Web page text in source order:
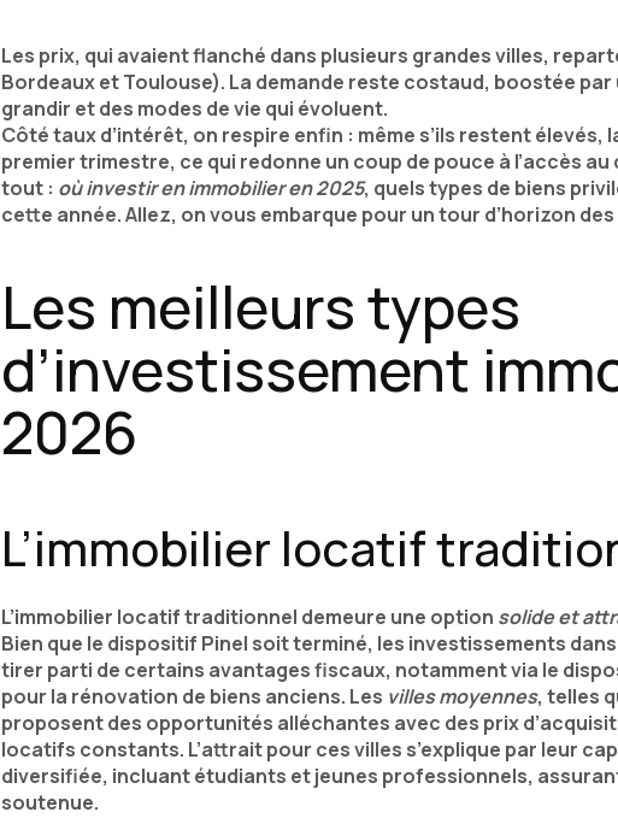
Les prix, qui avaient flanché dans plusieurs grandes villes,
Bordeaux et Toulouse). La demande reste costaud, boostée
grandir et des modes de vie qui évoluent.
Côté taux d’intérêt, on respire enfin : même s’ils restent élevés,
premier trimestre, ce qui redonne un coup de pouce à l’accès
tout : où investir en immobilier en 2025, quels types de biens
cette année. Allez, on vous embarque pour un tour d’horizon
Les meilleurs types
d’investissement
2026
L’immobilier locatif
L’immobilier locatif traditionnel demeure une option solide et
Bien que le dispositif Pinel soit terminé, les investissements
tirer parti de certains avantages fiscaux, notamment via le
pour la rénovation de biens anciens. Les villes moyennes, telles
proposent des opportunités alléchantes avec des prix
locatifs constants. L’attrait pour ces villes s’explique par leur
diversifiée, incluant étudiants et jeunes professionnels,
soutenue.